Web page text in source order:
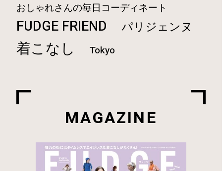
おしゃれさんの毎日コーディネート
FUDGE FRIEND パリジェンヌ
着こなし Tokyo
MAGAZINE